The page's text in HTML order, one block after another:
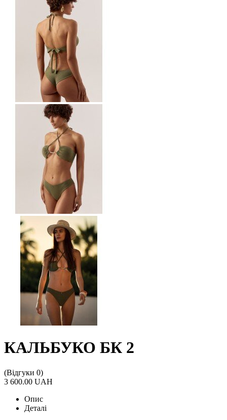
КАЛЬБУКО БК 2
(Відгуки 0)
3 600.00 UAH
Опис
Деталі